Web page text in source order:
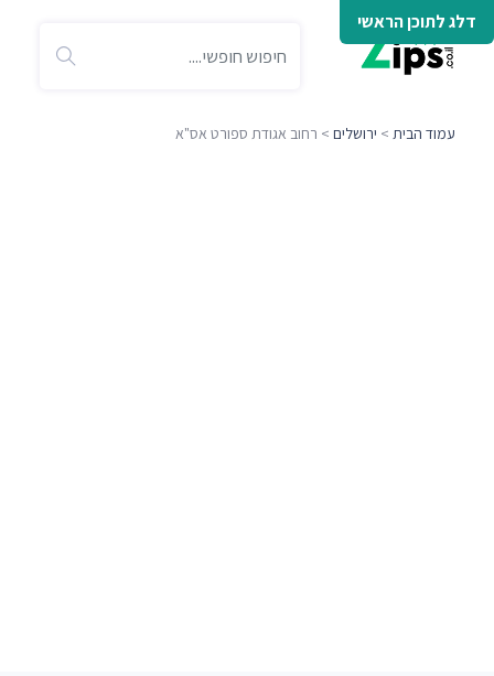
דלג לתוכן הראשי
עמוד הבית > ירושלים > רחוב אגודת ספורט אס"א